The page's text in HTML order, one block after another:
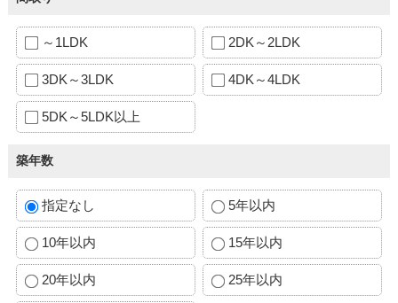
～1LDK 2DK～2LDK
3DK～3LDK 4DK～4LDK
5DK～5LDK以上
築年数
指定なし 5年以内
10年以内 15年以内
20年以内 25年以内